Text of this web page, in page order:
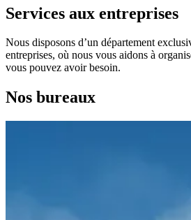
Services aux entreprises
Nous disposons d’un département
entreprises, où nous vous aidons à
vous pouvez avoir besoin.
Nos bureaux